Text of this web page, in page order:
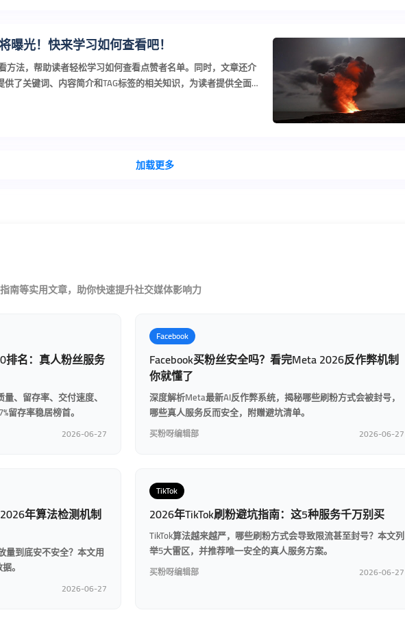
曝光！快来学习如何查看吧！
方法，帮助读者轻松学习如何查看点赞者名单。同时，文章还介
供了关键词、内容简介和TAG标签的相关知识，为读者提供全面
加载更多
南等实用文章，助你快速提升社交媒体影响力
排名：真人粉丝服务
、留存率、交付速度、
留存率稳居榜首。
2026-06-27
Facebook
Facebook买粉丝安全吗？看完Meta 2026反作弊机制
你就懂了
深度解析Meta最新AI反作弊系统，揭秘哪些刷粉方式会被封号，
哪些真人服务反而安全，附赠避坑清单。
买粉呀编辑部 2026-06-27
年算法检测机制
量到底安不安全？本文用
。
2026-06-27
TikTok
2026年TikTok刷粉避坑指南：这5种服务千万别买
TikTok算法越来越严，哪些刷粉方式会导致限流甚至封号？本文列
举5大雷区，并推荐唯一安全的真人服务方案。
买粉呀编辑部 2026-06-27